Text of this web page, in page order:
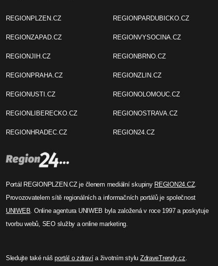
REGIONPLZEN.CZ
REGIONZAPAD.CZ
REGIONJIH.CZ
REGIONPRAHA.CZ
REGIONUSTI.CZ
REGIONLIBERECKO.CZ
REGIONHRADEC.CZ
REGIONPARDUBICKO.CZ
REGIONVYSOCINA.CZ
REGIONBRNO.CZ
REGIONZLIN.CZ
REGIONOLOMOUC.CZ
REGIONOSTRAVA.CZ
REGION24.CZ
Portál REGIONPLZEN.CZ je členem mediální skupiny REGION24.CZ.
Provozovatelem sítě regionálních a informačních portálů je společnost
UNIWEB. Online agentura UNIWEB byla založená v roce 1997 a poskytuje
tvorbu webů, SEO služby a online marketing.
Sledujte také nášportál o zdravía životním stylu ZdraveTrendy.cz.